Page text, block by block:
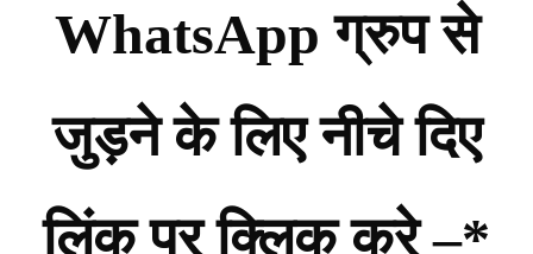
WhatsApp ग्रुप से
जुड़ने के लिए नीचे दिए
लिंक पर क्लिक करे –*